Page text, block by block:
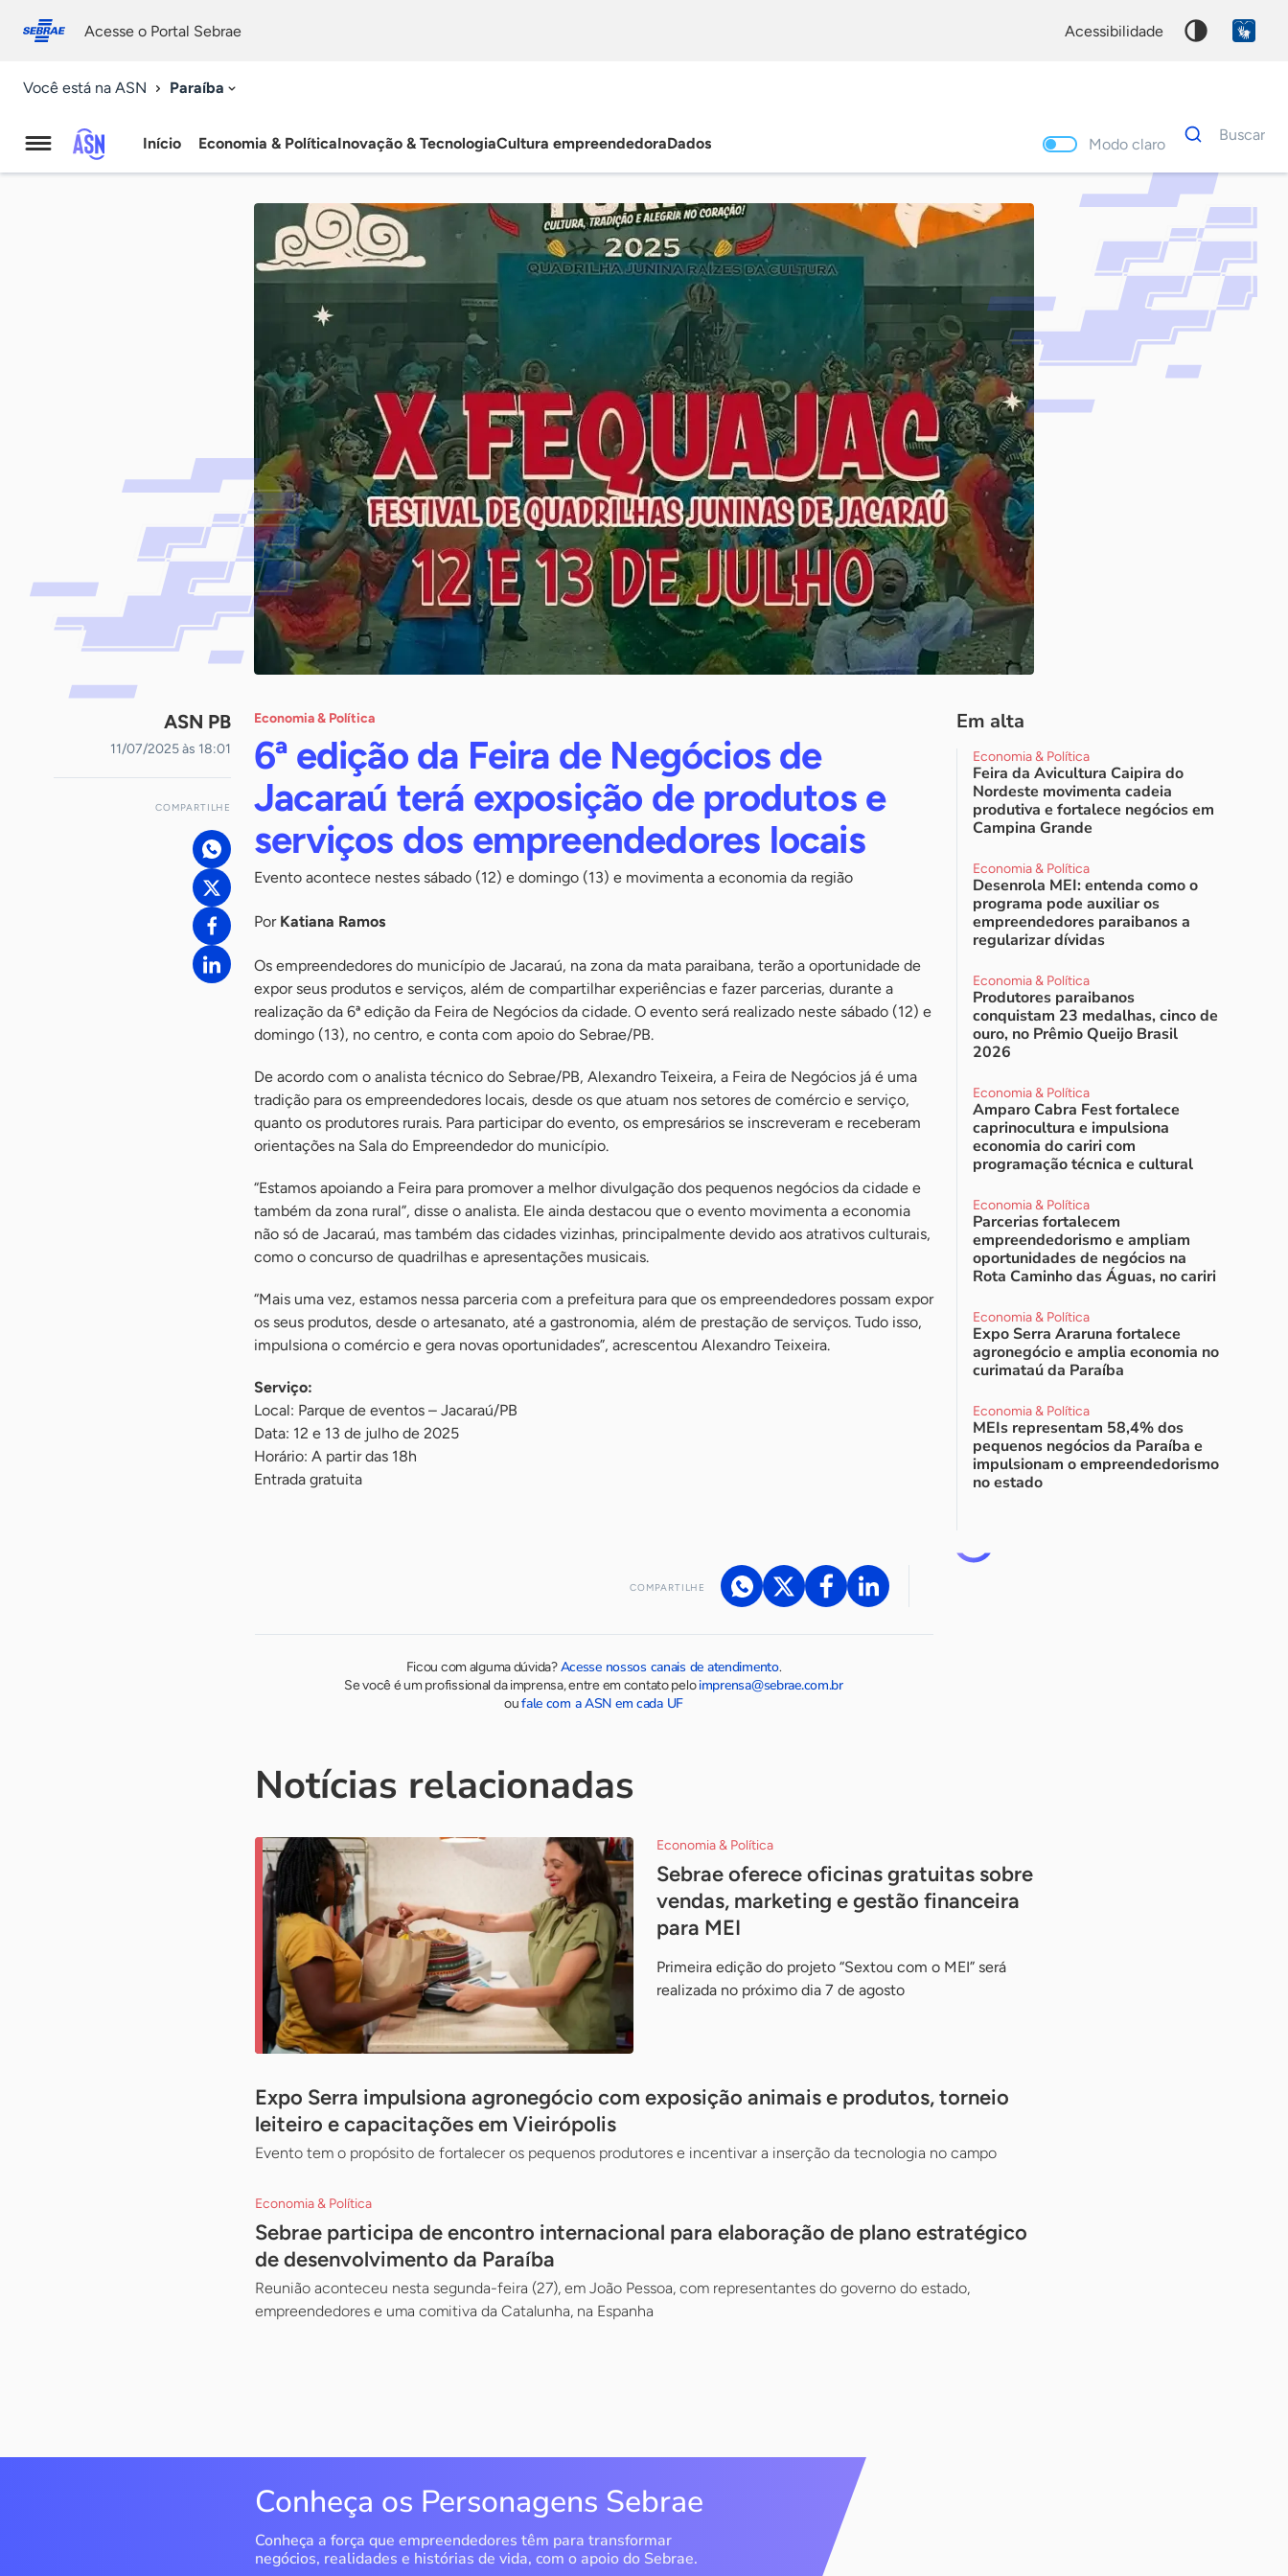
conosco
Acesse o Portal Sebrae acessibilidade
Você está na ASN Paraíba
Agência
Início Economia & PolíticaInovação & TecnologiaCultura empreendedoraDados Modo claro
Dados
para
Buscar
Palavra
chave
ASN PB
11/07/2025 às 18:01
COMPARTILHE
Economia & Política
6ª edição da Feira de Negócios de
Jacaraú terá exposição de produtos e
serviços dos empreendedores locais
Evento acontece nestes sábado (12) e domingo (13) e movimenta a economia da região
Por Katiana Ramos
Os empreendedores do município de Jacaraú, na zona da mata paraibana, terão a oportunidade de
expor seus produtos e serviços, além de compartilhar experiências e fazer parcerias, durante a
realização da 6ª edição da Feira de Negócios da cidade. O evento será realizado neste sábado (12) e
domingo (13), no centro, e conta com apoio do Sebrae/PB.
De acordo com o analista técnico do Sebrae/PB, Alexandro Teixeira, a Feira de Negócios já é uma
tradição para os empreendedores locais, desde os que atuam nos setores de comércio e serviço,
quanto os produtores rurais. Para participar do evento, os empresários se inscreveram e receberam
orientações na Sala do Empreendedor do município.
“Estamos apoiando a Feira para promover a melhor divulgação dos pequenos negócios da cidade e
também da zona rural”, disse o analista. Ele ainda destacou que o evento movimenta a economia
não só de Jacaraú, mas também das cidades vizinhas, principalmente devido aos atrativos culturais,
como o concurso de quadrilhas e apresentações musicais.
“Mais uma vez, estamos nessa parceria com a prefeitura para que os empreendedores possam expor
os seus produtos, desde o artesanato, até a gastronomia, além de prestação de serviços. Tudo isso,
impulsiona o comércio e gera novas oportunidades”, acrescentou Alexandro Teixeira.
Serviço:
Local: Parque de eventos – Jacaraú/PB
Data: 12 e 13 de julho de 2025
Horário: A partir das 18h
Entrada gratuita
COMPARTILHE
Ficou com alguma dúvida?Acesse nossos canais de atendimento.
Se você é um profissional da imprensa, entre em contato peloimprensa@sebrae.com.br
oufale com a ASN em cada UF
Em alta
Economia & Política
Feira da Avicultura Caipira do
Nordeste movimenta cadeia
produtiva e fortalece negócios em
Campina Grande
Economia & Política
Desenrola MEI: entenda como o
programa pode auxiliar os
empreendedores paraibanos a
regularizar dívidas
Economia & Política
Produtores paraibanos
conquistam 23 medalhas, cinco de
ouro, no Prêmio Queijo Brasil
2026
Economia & Política
Amparo Cabra Fest fortalece
caprinocultura e impulsiona
economia do cariri com
programação técnica e cultural
Economia & Política
Parcerias fortalecem
empreendedorismo e ampliam
oportunidades de negócios na
Rota Caminho das Águas, no cariri
Economia & Política
Expo Serra Araruna fortalece
agronegócio e amplia economia no
curimataú da Paraíba
Economia & Política
MEIs representam 58,4% dos
pequenos negócios da Paraíba e
impulsionam o empreendedorismo
no estado
Notícias relacionadas
Economia & Política
Sebrae oferece oficinas gratuitas sobre
vendas, marketing e gestão financeira
para MEI
Primeira edição do projeto “Sextou com o MEI” será
realizada no próximo dia 7 de agosto
Expo Serra impulsiona agronegócio com exposição animais e produtos, torneio
leiteiro e capacitações em Vieirópolis
Evento tem o propósito de fortalecer os pequenos produtores e incentivar a inserção da tecnologia no campo
Economia & Política
Sebrae participa de encontro internacional para elaboração de plano estratégico
de desenvolvimento da Paraíba
Reunião aconteceu nesta segunda-feira (27), em João Pessoa, com representantes do governo do estado,
empreendedores e uma comitiva da Catalunha, na Espanha
Conheça os Personagens Sebrae
Conheça a força que empreendedores têm para transformar
negócios, realidades e histórias de vida, com o apoio do Sebrae.